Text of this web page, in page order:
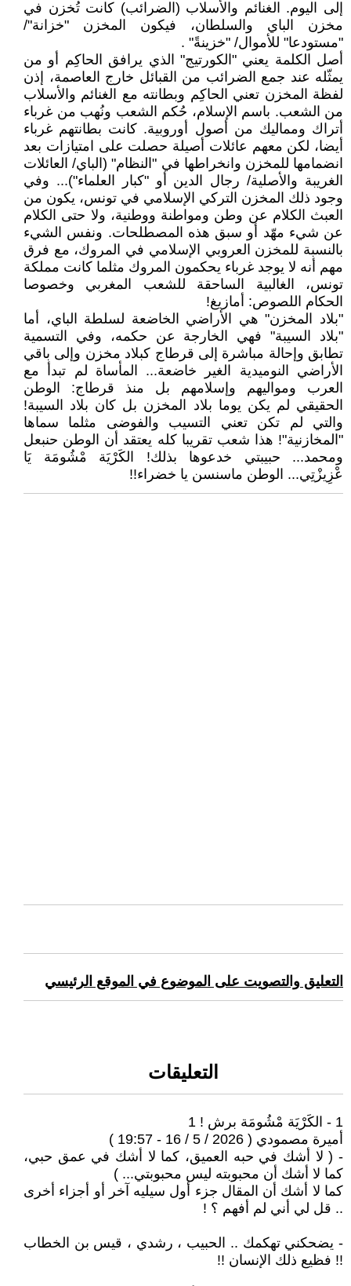
إلى اليوم. الغنائم والأسلاب (الضرائب) كانت تُخزن في
مخزن الباي والسلطان، فيكون المخزن "خزانة"/
"مستودعا" للأموال/ "خزينةً" .
أصل الكلمة يعني "الكورتيج" الذي يرافق الحاكِم أو من
يمثّله عند جمع الضرائب من القبائل خارج العاصمة، إذن
لفظة المخزن تعني الحاكِم وبطانته مع الغنائم والأسلاب
من الشعب. باسم الإسلام، حُكم الشعب ونُهب من غرباء
أتراك ومماليك من أصول أوروبية. كانت بطانتهم غرباء
أيضا، لكن معهم عائلات أصيلة حصلت على امتيازات بعد
انضمامها للمخزن وانخراطها في "النظام" (الباي/ العائلات
الغريبة والأصلية/ رجال الدين أو "كبار العلماء")... وفي
وجود ذلك المخزن التركي الإسلامي في تونس، يكون من
العبث الكلام عن وطن ومواطنة ووطنية، ولا حتى الكلام
عن شيء مهّد أو سبق هذه المصطلحات. ونفس الشيء
بالنسبة للمخزن العروبي الإسلامي في المروك، مع فرق
مهم أنه لا يوجد غرباء يحكمون المروك مثلما كانت مملكة
تونس، الغالبية الساحقة للشعب المغربي وخصوصا
الحكام اللصوص: أمازيغ!
"بلاد المخزن" هي الأراضي الخاضعة لسلطة الباي، أما
"بلاد السيبة" فهي الخارجة عن حكمه، وفي التسمية
تطابق وإحالة مباشرة إلى قرطاج كبلاد مخزن وإلى باقي
الأراضي النوميدية الغير خاضعة... المأساة لم تبدأ مع
العرب ومواليهم وإسلامهم بل منذ قرطاج: الوطن
الحقيقي لم يكن يوما بلاد المخزن بل كان بلاد السيبة!
والتي لم تكن تعني التسيب والفوضى مثلما سماها
"المخازنية"! هذا شعب تقريبا كله يعتقد أن الوطن حنبعل
ومحمد... حبيبتي خدعوها بذلك! الكَرْيَة مْشُومَة يَا
عْزِيزْتِي... الوطن ماسنسن يا خضراء!!
التعليق والتصويت على الموضوع في الموقع الرئيسي
التعليقات
1 - الكَرْيَة مْشُومَة برش ! 1
أميرة مصمودي ( 2026 / 5 / 16 - 19:57 )
- ( لا أشك في حبه العميق، كما لا أشك في عمق حبي،
كما لا أشك أن محبوبته ليس محبوبتي... )
كما لا أشك أن المقال جزء أول سيليه آخر أو أجزاء أخرى
.. قل لي أني لم أفهم ؟ !
- يضحكني تهكمك .. الحبيب ، رشدي ، قيس بن الخطاب
!! فظيع ذلك الإنسان !!